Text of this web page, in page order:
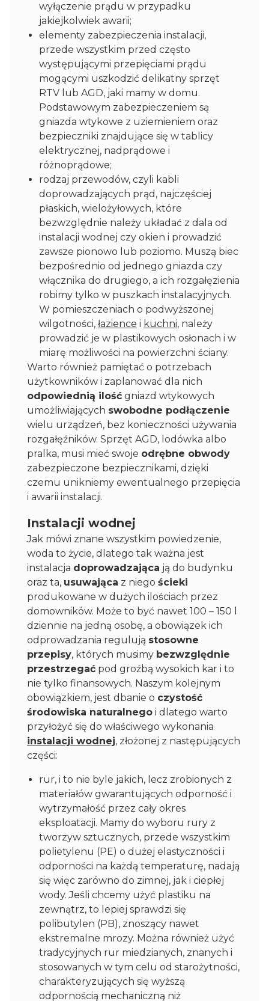
wyłączenie prądu w przypadku
jakiejkolwiek awarii;
elementy zabezpieczenia instalacji,
przede wszystkim przed często
występującymi przepięciami prądu
mogącymi uszkodzić delikatny sprzęt
RTV lub AGD, jaki mamy w domu.
Podstawowym zabezpieczeniem są
gniazda wtykowe z uziemieniem oraz
bezpieczniki znajdujące się w tablicy
elektrycznej, nadprądowe i
różnoprądowe;
rodzaj przewodów, czyli kabli
doprowadzających prąd, najczęściej
płaskich, wielożyłowych, które
bezwzględnie należy układać z dala od
instalacji wodnej czy okien i prowadzić
zawsze pionowo lub poziomo. Muszą biec
bezpośrednio od jednego gniazda czy
włącznika do drugiego, a ich rozgałęzienia
robimy tylko w puszkach instalacyjnych.
W pomieszczeniach o podwyższonej
wilgotności, łazience i kuchni, należy
prowadzić je w plastikowych osłonach i w
miarę możliwości na powierzchni ściany.
Warto również pamiętać o potrzebach
użytkowników i zaplanować dla nich
odpowiednią ilość gniazd wtykowych
umożliwiających swobodne podłączenie
wielu urządzeń, bez konieczności używania
rozgałęźników. Sprzęt AGD, lodówka albo
pralka, musi mieć swoje odrębne obwody
zabezpieczone bezpiecznikami, dzięki
czemu unikniemy ewentualnego przepięcia
i awarii instalacji.
Instalacji wodnej
Jak mówi znane wszystkim powiedzenie,
woda to życie, dlatego tak ważna jest
instalacja doprowadzająca ją do budynku
oraz ta, usuwająca z niego ścieki
produkowane w dużych ilościach przez
domowników. Może to być nawet 100 – 150 l
dziennie na jedną osobę, a obowiązek ich
odprowadzania regulują stosowne
przepisy, których musimy bezwzględnie
przestrzegać pod groźbą wysokich kar i to
nie tylko finansowych. Naszym kolejnym
obowiązkiem, jest dbanie o czystość
środowiska naturalnego i dlatego warto
przyłożyć się do właściwego wykonania
instalacji wodnej, złożonej z następujących
części:
rur, i to nie byle jakich, lecz zrobionych z
materiałów gwarantujących odporność i
wytrzymałość przez cały okres
eksploatacji. Mamy do wyboru rury z
tworzyw sztucznych, przede wszystkim
polietylenu (PE) o dużej elastyczności i
odporności na każdą temperaturę, nadają
się więc zarówno do zimnej, jak i ciepłej
wody. Jeśli chcemy użyć plastiku na
zewnątrz, to lepiej sprawdzi się
polibutylen (PB), znoszący nawet
ekstremalne mrozy. Można również użyć
tradycyjnych rur miedzianych, znanych i
stosowanych w tym celu od starożytności,
charakteryzujących się wyższą
odpornością mechaniczną niż